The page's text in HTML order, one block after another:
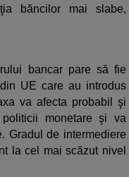
băncilor mai slabe,
bancar pare să fie
UE care au introdus
va afecta probabil şi
monetare şi va
Gradul de intermediere
la cel mai scăzut nivel